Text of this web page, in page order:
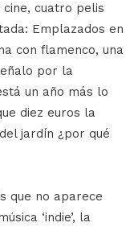
cuatro pelis
Emplazados en
con flamenco, una
por la
un año más lo
diez euros la
jardín ¿por qué
que no aparece
‘indie’, la